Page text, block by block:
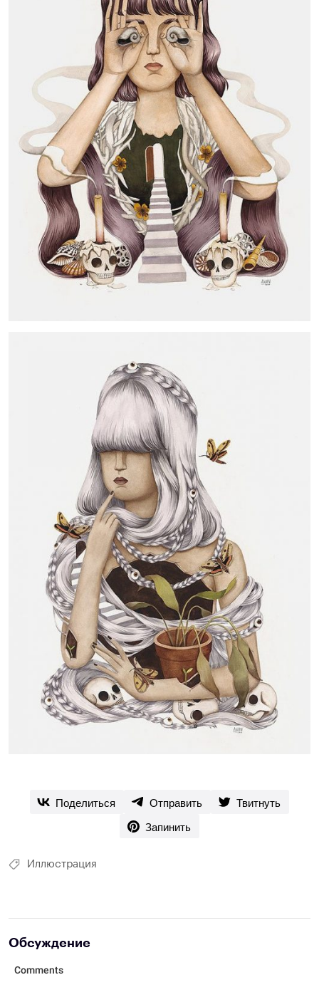
Поделиться Отправить
Твитнуть
Запинить
Иллюстрация
Обсуждение